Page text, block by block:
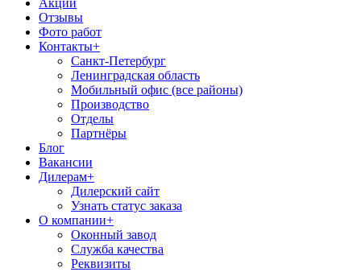
Акции
Отзывы
Фото работ
Контакты+
Санкт-Петербург
Ленинградская область
Мобильный офис (все районы)
Производство
Отделы
Партнёры
Блог
Вакансии
Дилерам+
Дилерский сайт
Узнать статус заказа
О компании+
Оконный завод
Служба качества
Реквизиты